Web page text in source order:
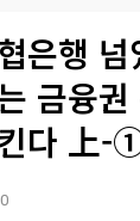
은행
금융
다 上-